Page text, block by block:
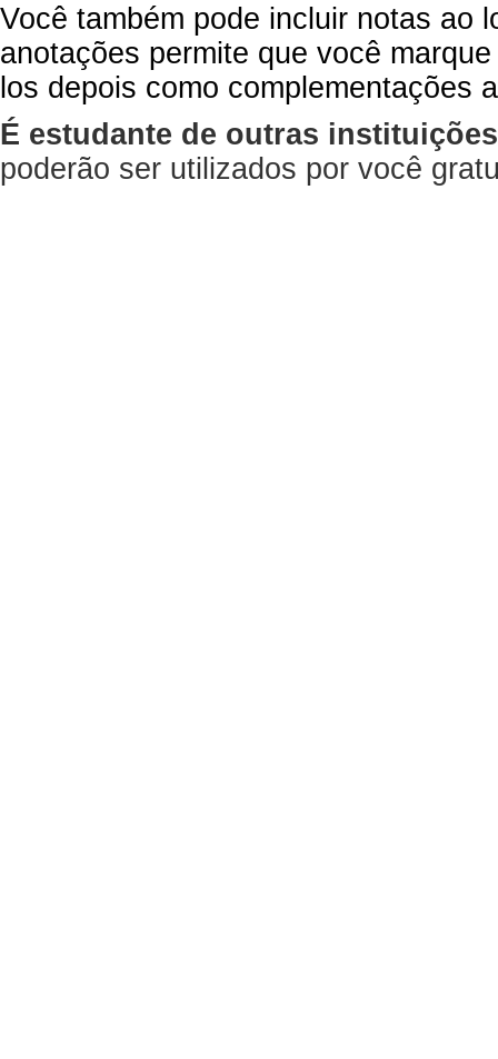
Você também pode incluir notas ao
anotações permite que você
los depois como complementações
É estudante de outras
poderão ser utilizados por você